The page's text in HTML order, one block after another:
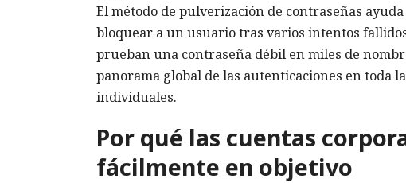
El método de pulverización de contraseñas
bloquear a un usuario tras varios intentos
prueban una contraseña débil en miles de
panorama global de las autenticaciones en toda
individuales.
Por qué las cuentas
fácilmente en objetivo